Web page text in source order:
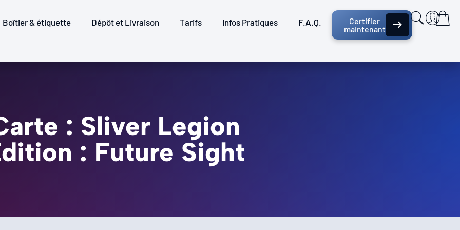
Boîtier & étiquette Dépôt et Livraison Tarifs Infos Pratiques F.A.Q.
Certifier
maintenant
: Sliver Legion
: Future Sight